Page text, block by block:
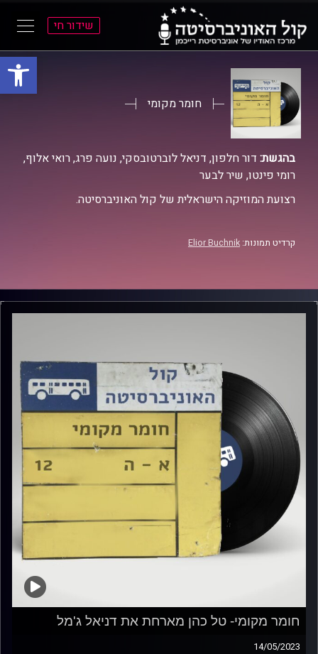
פתח
הראשי
הראשי
שידור חי
חומר מקומי
בהגשת: דור חלפון, דניאל לוברטובסקי, נועה פרג, רואי אלוף,
רומי פינטו, שיר לבער
רצועת המוזיקה הישראלית של קול האוניברסיטה.
קרדיט תמונות: Elior Buchnik
חומר מקומי- טל כהן מארחת את דניאל ג'מל
14/05/2023